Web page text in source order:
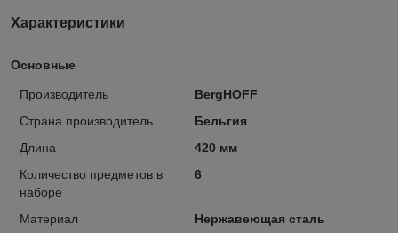
Характеристики
Основные
Производитель
BergHOFF
Страна производитель
Бельгия
Длина
420 мм
Количество предметов в
наборе
6
Материал
Нержавеющая сталь